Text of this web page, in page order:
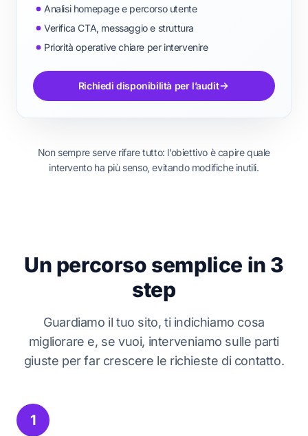
Analisi homepage e percorso utente
Verifica CTA, messaggio e struttura
Priorità operative chiare per intervenire
Richiedi disponibilità per l’audit
Non sempre serve rifare tutto: l’obiettivo è capire quale
intervento ha più senso, evitando modifiche inutili.
Un percorso semplice in 3
step
Guardiamo il tuo sito, ti indichiamo cosa
migliorare e, se vuoi, interveniamo sulle parti
giuste per far crescere le richieste di contatto.
1